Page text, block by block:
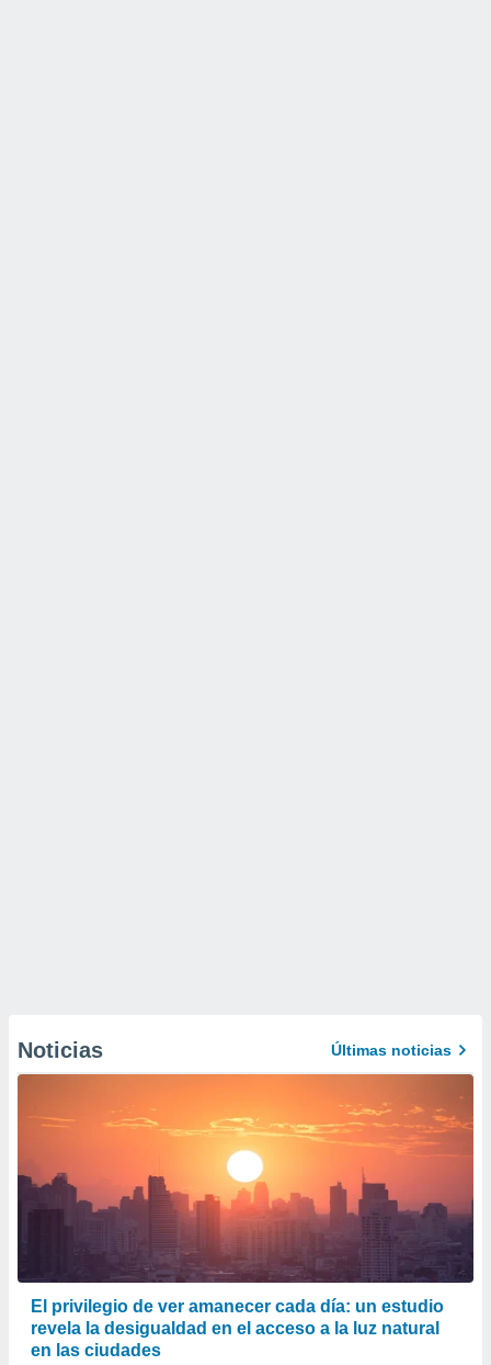
Noticias Últimas noticias
El privilegio de ver amanecer cada día: un estudio
revela la desigualdad en el acceso a la luz natural
en las ciudades